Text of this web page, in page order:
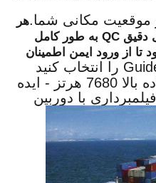
و موقعیت مکانی شما.هر
محموله تحت استانداردهای دقیق QC به طور کامل
از ورود ایمن اطمینان
نرخ تازه سازی فوق العاده بالا 7680 هرتز - ایده
با دوربین